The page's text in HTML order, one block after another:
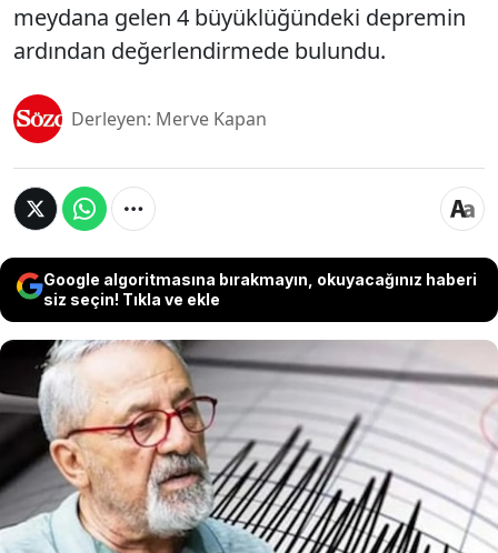
meydana gelen 4 büyüklüğündeki depremin
ardından değerlendirmede bulundu.
Derleyen: Merve Kapan
Google algoritmasına bırakmayın, okuyacağınız haberi
siz seçin! Tıkla ve ekle
Yer bilimci Prof. Dr. Naci Görür, Aydın'da
meydana gelen 4 büyüklüğündeki
depremin ardından değerlendirmede
bulundu.